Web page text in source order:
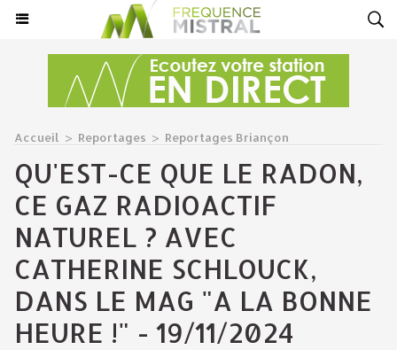
Accueil > Reportages > Reportages Briançon
QU'EST-CE QUE LE RADON,
CE GAZ RADIOACTIF
NATUREL ? AVEC
CATHERINE SCHLOUCK,
DANS LE MAG "A LA BONNE
HEURE !" - 19/11/2024